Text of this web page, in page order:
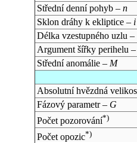
Střední denní pohyb – n
Sklon dráhy k ekliptice – i
Délka vzestupného uzlu –
Argument šířky perihelu
Střední anomálie – M
Absolutní hvězdná
Fázový parametr – G
Počet pozorování*)
Počet opozic*)